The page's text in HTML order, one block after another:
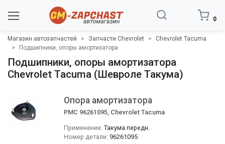
0
Магазин автозапчастей Запчасти Chevrolet
Chevrolet Tacuma
Подшипники, опоры амортизатора
Подшипники, опоры амортизатора
Chevrolet Tacuma (Шевроле Такума)
Опора амортизатора
PMC 96261095, Chevrolet Tacuma
Применение: Такума передн.
Номер детали: 96261095